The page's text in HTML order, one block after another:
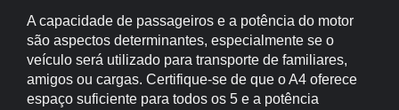
A capacidade de passageiros e a potência do motor
são aspectos determinantes, especialmente se o
veículo será utilizado para transporte de familiares,
amigos ou cargas. Certifique-se de que o A4 oferece
espaço suficiente para todos os 5 e a potência